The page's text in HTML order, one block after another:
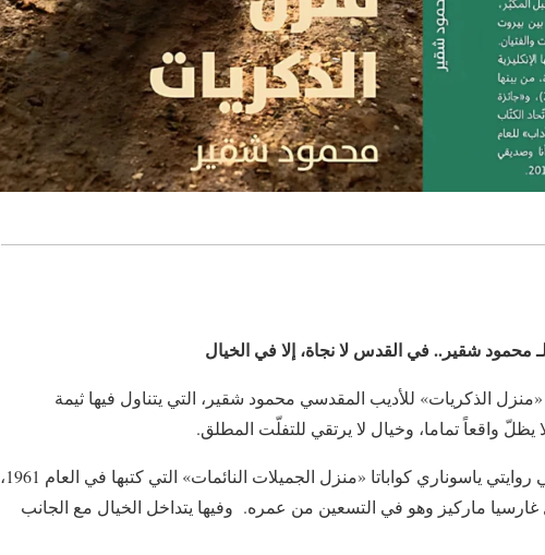
محمود شقير.. في القدس لا نجاة، إلا في الخيال
«منزل الذكريات» للأديب المقدسي محمود شقير، التي يتناول فيها ثيمة
واقعاً تماما، وخيال لا يرتقي للتفلّت المطلق.
في نوفيلا «منزل الذكريات» يستحضر شقير بطلي روايتي ياسوناري كواباتا «منزل الجميلات النائمات» التي كتبها في العام 1961،
غارسيا ماركيز وهو في التسعين من عمره. وفيها يتداخل الخيال مع الجانب